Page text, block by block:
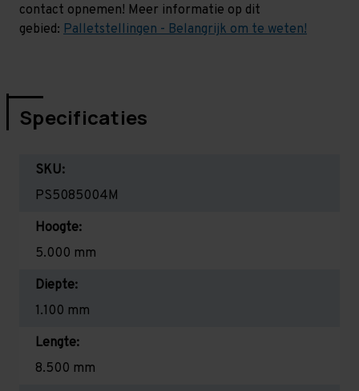
contact opnemen! Meer informatie op dit
gebied: Palletstellingen - Belangrijk om te weten!
Specificaties
SKU:
PS5085004M
Hoogte:
5.000 mm
Diepte:
1.100 mm
Lengte:
8.500 mm